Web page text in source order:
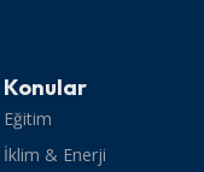
Konular
Eğitim
İklim & Enerji